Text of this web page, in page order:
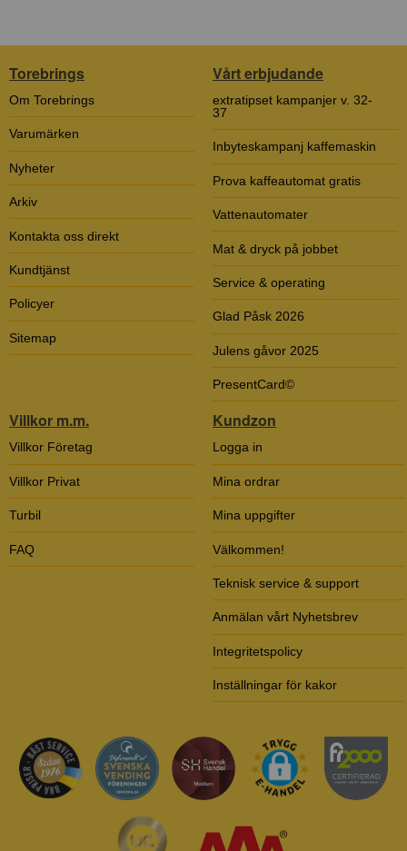
Torebrings
Om Torebrings
Varumärken
Nyheter
Arkiv
Kontakta oss direkt
Kundtjänst
Policyer
Sitemap
Vårt erbjudande
extratipset kampanjer v. 32-
37
Inbyteskampanj kaffemaskin
Prova kaffeautomat gratis
Vattenautomater
Mat & dryck på jobbet
Service & operating
Glad Påsk 2026
Julens gåvor 2025
PresentCard©
Villkor m.m.
Villkor Företag
Villkor Privat
Turbil
FAQ
Kundzon
Logga in
Mina ordrar
Mina uppgifter
Välkommen!
Teknisk service & support
Anmälan vårt Nyhetsbrev
Integritetspolicy
Inställningar för kakor